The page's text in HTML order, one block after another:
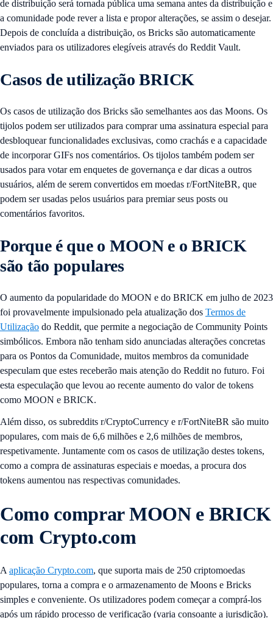
de distribuição será tornada pública uma semana antes da distribuição e
a comunidade pode rever a lista e propor alterações, se assim o desejar.
Depois de concluída a distribuição, os Bricks são automaticamente
enviados para os utilizadores elegíveis através do Reddit Vault.
Casos de utilização BRICK
Os casos de utilização dos Bricks são semelhantes aos das Moons. Os
tijolos podem ser utilizados para comprar uma assinatura especial para
desbloquear funcionalidades exclusivas, como crachás e a capacidade
de incorporar GIFs nos comentários. Os tijolos também podem ser
usados para votar em enquetes de governança e dar dicas a outros
usuários, além de serem convertidos em moedas r/FortNiteBR, que
podem ser usadas pelos usuários para premiar seus posts ou
comentários favoritos.
Porque é que o MOON e o BRICK
são tão populares
O aumento da popularidade do MOON e do BRICK em julho de 2023
foi provavelmente impulsionado pela atualização dos Termos de
Utilização do Reddit, que permite a negociação de Community Points
simbólicos. Embora não tenham sido anunciadas alterações concretas
para os Pontos da Comunidade, muitos membros da comunidade
especulam que estes receberão mais atenção do Reddit no futuro. Foi
esta especulação que levou ao recente aumento do valor de tokens
como MOON e BRICK.
Além disso, os subreddits r/CryptoCurrency e r/FortNiteBR são muito
populares, com mais de 6,6 milhões e 2,6 milhões de membros,
respetivamente. Juntamente com os casos de utilização destes tokens,
como a compra de assinaturas especiais e moedas, a procura dos
tokens aumentou nas respectivas comunidades.
Como comprar MOON e BRICK
com Crypto.com
A aplicação Crypto.com, que suporta mais de 250 criptomoedas
populares, torna a compra e o armazenamento de Moons e Bricks
simples e conveniente. Os utilizadores podem começar a comprá-los
após um rápido processo de verificação (varia consoante a jurisdição).